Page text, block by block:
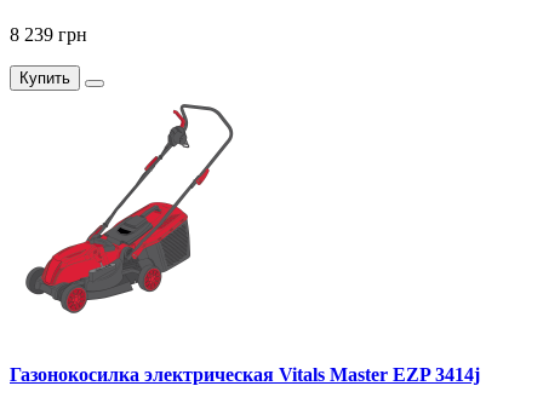
8 239 грн
Купить
Газонокосилка электрическая Vitals Master EZP 3414j